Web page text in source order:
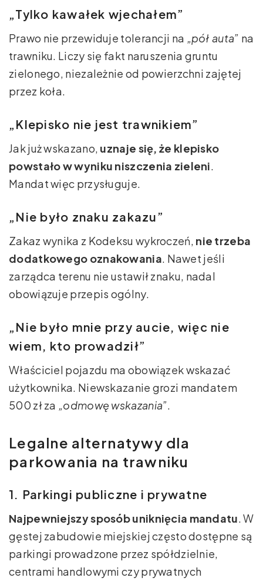
„Tylko kawałek wjechałem”
Prawo nie przewiduje tolerancji na „pół auta” na
trawniku. Liczy się fakt naruszenia gruntu
zielonego, niezależnie od powierzchni zajętej
przez koła.
„Klepisko nie jest trawnikiem”
Jak już wskazano, uznaje się, że klepisko
powstało w wyniku niszczenia zieleni.
Mandat więc przysługuje.
„Nie było znaku zakazu”
Zakaz wynika z Kodeksu wykroczeń, nie trzeba
dodatkowego oznakowania. Nawet jeśli
zarządca terenu nie ustawił znaku, nadal
obowiązuje przepis ogólny.
„Nie było mnie przy aucie, więc nie
wiem, kto prowadził”
Właściciel pojazdu ma obowiązek wskazać
użytkownika. Niewskazanie grozi mandatem
500 zł za „odmowę wskazania”.
Legalne alternatywy dla
parkowania na trawniku
1. Parkingi publiczne i prywatne
Najpewniejszy sposób uniknięcia mandatu. W
gęstej zabudowie miejskiej często dostępne są
parkingi prowadzone przez spółdzielnie,
centrami handlowymi czy prywatnych